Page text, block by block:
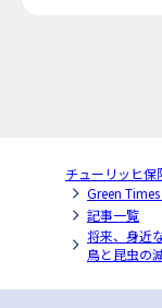
チューリッヒ保
Green
記事一覧
将来、身近
鳥と昆虫の